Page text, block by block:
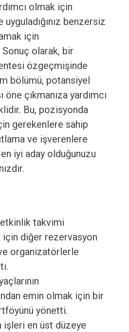
olmak için
benzersiz
için
olarak, bir
özgeçmişinde
bölümü, potansiyel
çıkmanıza yardımcı
Bu, pozisyonda
gerekenlere sahip
ve işverenlere
iyi aday olduğunuzu
etkinlik takvimi
diğer rezervasyon
organizatörlerle
emin olmak için bir
yönetti.
işleri en üst düzeye